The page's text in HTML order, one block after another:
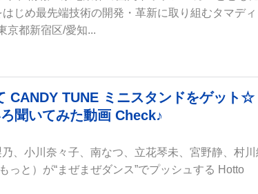
じめ最先端技術の開発・革新に取り組むタマディ
京都新宿区/愛知...
CANDY TUNE ミニスタンドをゲット
聞いてみた動画 Check♪
、小川奈々子、南なつ、立花琴未、宮野静、村川
っと）が“まぜまぜダンス”でプッシュする Hotto